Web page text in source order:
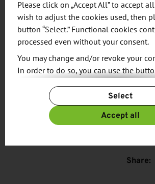
Sie sich mit dem Antwort-Fax für
Reiseteilnahme an. Sie finden es
https://standort-sachsen.de/de/info-
unternehmerreise-nordamerika-
boston-2017
Share:
Please click on „Accept All” to accept
wish to adjust the cookies used, then
button “Select.” Functional cookies
processed even without your consent.
You may change and/or revoke your
In order to do so, you can use the
For more information, please see our
Additional information can be found in
Select
Accept all